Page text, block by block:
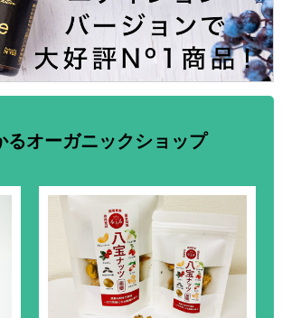
オーガニックショップ